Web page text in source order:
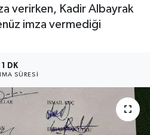
verirken, Kadir Albayrak
imza vermediği
1 DK
SÜRESI